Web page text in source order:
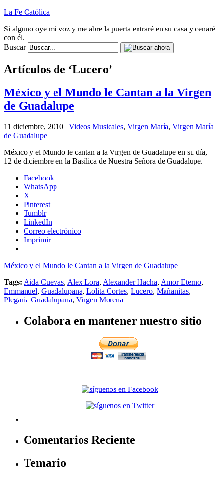
La Fe Católica
Si alguno oye mi voz y me abre la puerta entraré en su casa y cenaré
con él.
Buscar
Artículos de ‘Lucero’
México y el Mundo le Cantan a la Virgen
de Guadalupe
11 diciembre, 2010 | Videos Musicales, Virgen María, Virgen María
de Guadalupe
México y el Mundo le cantan a la Virgen de Guadalupe en su día,
12 de diciembre en la Basílica de Nuestra Señora de Guadalupe.
Facebook
WhatsApp
X
Pinterest
Tumblr
LinkedIn
Correo electrónico
Imprimir
México y el Mundo le Cantan a la Virgen de Guadalupe
Tags: Aida Cuevas, Alex Lora, Alexander Hacha, Amor Eterno,
Emmanuel, Guadalupana, Lolita Cortes, Lucero, Mañanitas,
Plegaria Guadalupana, Virgen Morena
Colabora en mantener nuestro sitio
Comentarios Reciente
Temario